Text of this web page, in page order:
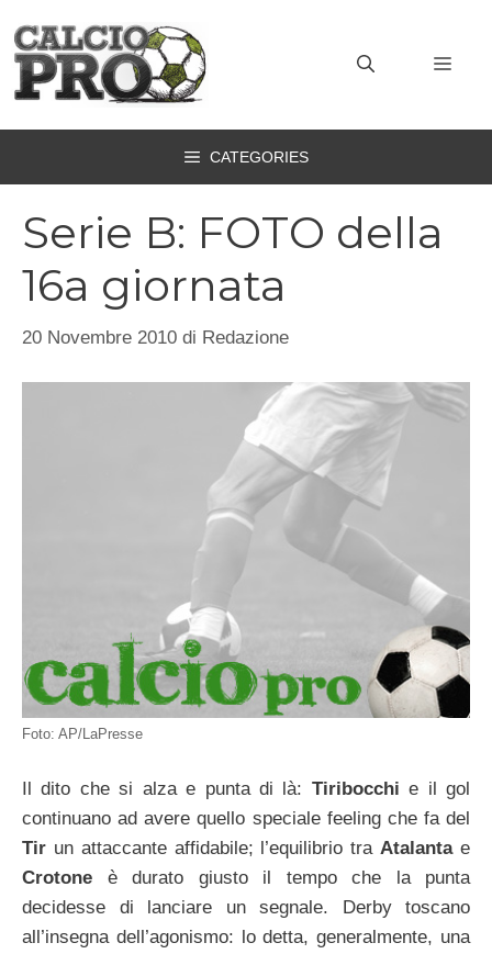
contenuto
CATEGORIES
Serie B: FOTO della
16a giornata
20 Novembre 2010 di Redazione
Foto: AP/LaPresse
Il dito che si alza e punta di là: Tiribocchie il gol
continuano ad avere quello speciale feeling che fa del
Tir un attaccante affidabile; l’equilibrio tra Atalantae
Crotone è durato giusto il tempo che la punta
decidesse di lanciare un segnale. Derby toscano
all’insegna dell’agonismo: lo detta, generalmente, una